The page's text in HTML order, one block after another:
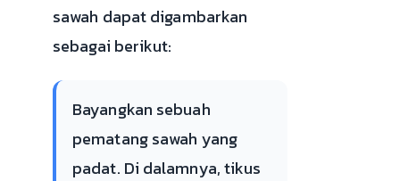
sawah dapat digambarkan
sebagai berikut:
Bayangkan sebuah
pematang sawah yang
padat. Di dalamnya, tikus